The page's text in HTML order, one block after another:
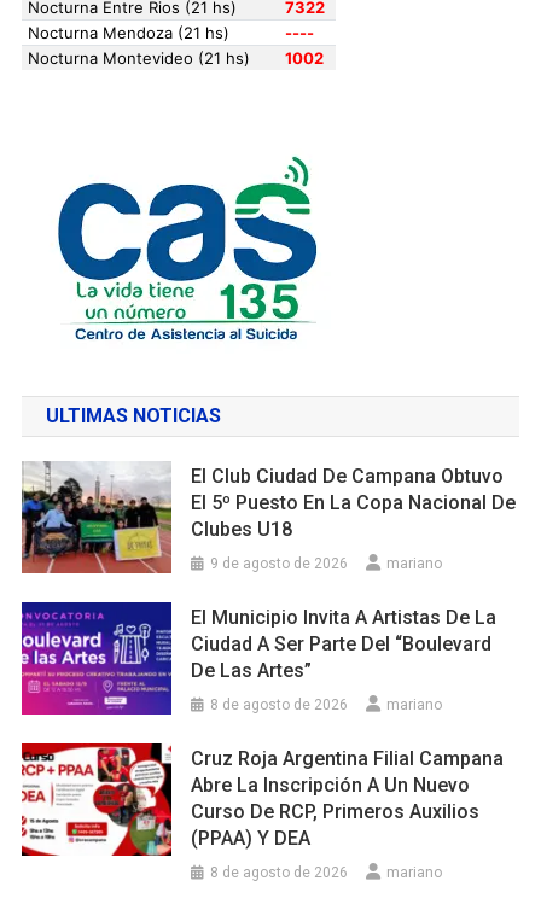
ULTIMAS NOTICIAS
El Club Ciudad De Campana Obtuvo
El 5º Puesto En La Copa Nacional De
Clubes U18
9 de agosto de 2026 mariano
El Municipio Invita A Artistas De La
Ciudad A Ser Parte Del “Boulevard
De Las Artes”
8 de agosto de 2026 mariano
Cruz Roja Argentina Filial Campana
Abre La Inscripción A Un Nuevo
Curso De RCP, Primeros Auxilios
(PPAA) Y DEA
8 de agosto de 2026 mariano